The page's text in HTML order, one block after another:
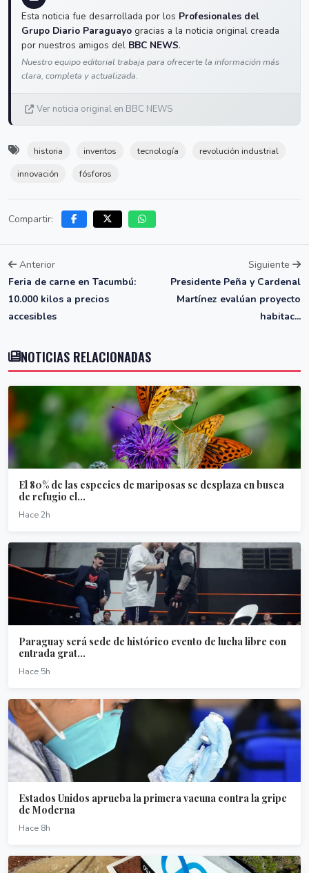
Esta noticia fue desarrollada por los Profesionales del
Grupo Diario Paraguayo gracias a la noticia original creada
por nuestros amigos del BBC NEWS.
Nuestro equipo editorial trabaja para ofrecerte la información más
clara, completa y actualizada.
Ver noticia original en BBC NEWS
historia inventos tecnología
revolución industrial
innovación
fósforos
Compartir:
Anterior
Feria de carne en Tacumbú:
10.000 kilos a precios
accesibles
Siguiente
Presidente Peña y Cardenal
Martínez evalúan proyecto
habitac...
NOTICIAS RELACIONADAS
El 80% de las especies de mariposas se desplaza en busca
de refugio cl...
Hace 2h
Paraguay será sede de histórico evento de lucha libre con
entrada grat...
Hace 5h
Estados Unidos aprueba la primera vacuna contra la gripe
de Moderna
Hace 8h